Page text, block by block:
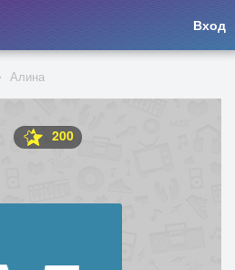
Вход
Алина
200